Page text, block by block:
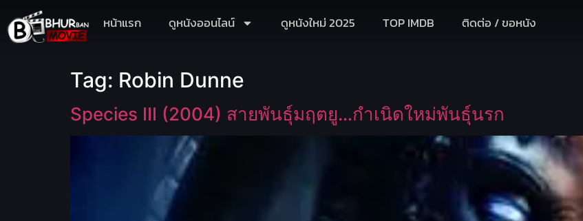
หน้าแรก ดูหนังออนไลน์ ดูหนังใหม่ 2025 TOP IMDB ติดต่อ / ขอหนัง
Tag: Robin Dunne
Species III (2004) สายพันธุ์มฤตยู…กำเนิดใหม่พันธุ์นรก